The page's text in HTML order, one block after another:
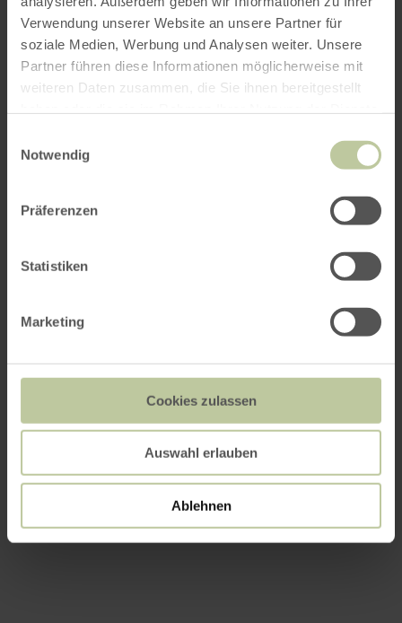
Verwendung unserer Website an unsere Partner für
soziale Medien, Werbung und Analysen weiter. Unsere
Partner führen diese Informationen möglicherweise mit
weiteren Daten zusammen, die Sie ihnen bereitgestellt
Notwendig
Präferenzen
Statistiken
Marketing
Cookies zulassen
Auswahl erlauben
Ablehnen